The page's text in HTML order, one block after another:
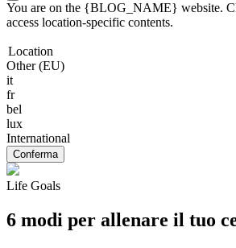
You are on the {BLOG_NAME} website.
access location-specific contents.
Location
Other (EU)
it
fr
bel
lux
International
Conferma
Life Goals
6 modi per allenare il tuo